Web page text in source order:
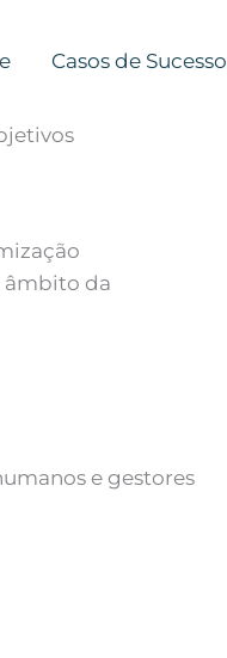
Casos de Sucesso
âmbito da
e gestores